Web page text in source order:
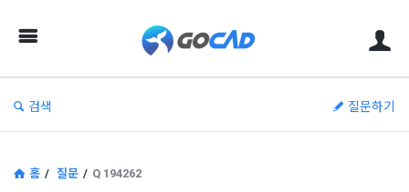
캐
(CAD)
검색 질문하기
홈 / 질문 / Q 194262